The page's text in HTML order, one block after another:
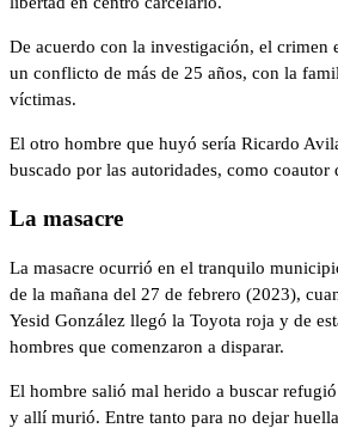
De acuerdo con la investigación, el crimen
un conflicto de más de 25 años, con la
víctimas.
El otro hombre que huyó sería Ricardo
buscado por las autoridades, como coautor
La masacre
La masacre ocurrió en el tranquilo
de la mañana del 27 de febrero (2023),
Yesid González llegó la Toyota roja y de
hombres que comenzaron a disparar.
El hombre salió mal herido a buscar
y allí murió. Entre tanto para no dejar